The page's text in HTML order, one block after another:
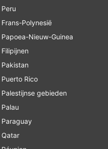
Peru
Frans-Polynesië
Papoea-Nieuw-Guinea
Filipijnen
Pakistan
Puerto Rico
Palestijnse gebieden
Palau
Paraguay
Qatar